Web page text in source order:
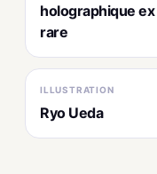
holographique ex
rare
ILLUSTRATION
Ryo Ueda